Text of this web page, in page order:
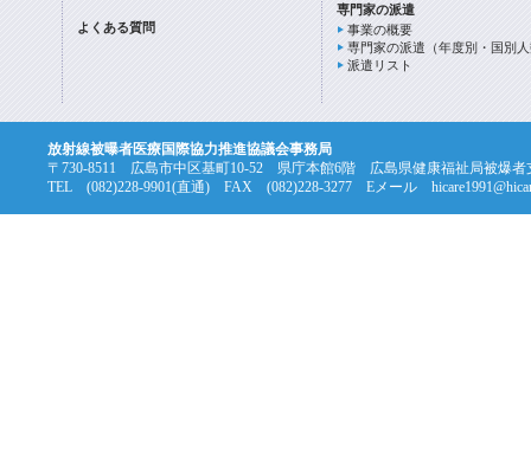
よくある質問
専門家の派遣
事業の概要
専門家の派遣（年度別・国別
派遣リスト
放射線被曝者医療国際協力推進協議会事務局
〒730-8511 広島市中区基町10-52 県庁本館6階 広島県健康福祉局被爆者
TEL (082)228-9901(直通) FAX (082)228-3277 Eメール